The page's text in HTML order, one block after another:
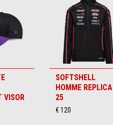
VISOR
SOFTSHELL
HOMME REPLICA
25
€ 120